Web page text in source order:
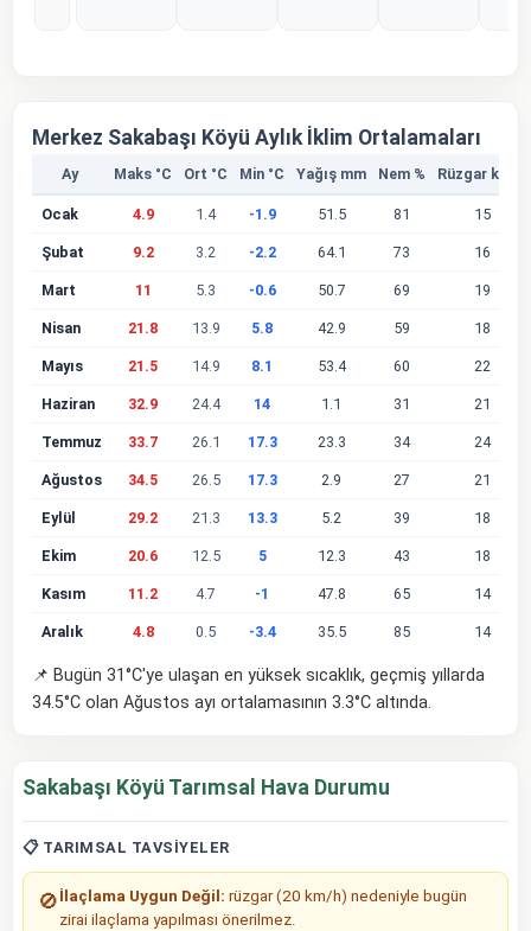
Merkez Sakabaşı Köyü Aylık İklim Ortalamaları
Ay Maks °C Ort °C Min °C Yağış mm Nem % Rüzgar km/s
Ocak 4.9 1.4 -1.9 51.5 81 15
Şubat 9.2 3.2 -2.2 64.1 73 16
Mart 11 5.3 -0.6 50.7 69 19
Nisan 21.8 13.9 5.8 42.9 59 18
Mayıs 21.5 14.9 8.1 53.4 60 22
Haziran 32.9 24.4 14 1.1 31 21
Temmuz 33.7 26.1 17.3 23.3 34 24
Ağustos 34.5 26.5 17.3 2.9 27 21
Eylül 29.2 21.3 13.3 5.2 39 18
Ekim 20.6 12.5 5 12.3 43 18
Kasım 11.2 4.7 -1 47.8 65 14
Aralık 4.8 0.5 -3.4 35.5 85 14
📌 Bugün 31°C'ye ulaşan en yüksek sıcaklık, geçmiş yıllarda
34.5°C olan Ağustos ayı ortalamasının 3.3°C altında.
Sakabaşı Köyü Tarımsal Hava Durumu
📋 TARIMSAL TAVSIYELER
🚫 İlaçlama Uygun Değil: rüzgar (20 km/h) nedeniyle bugün
zirai ilaçlama yapılması önerilmez.